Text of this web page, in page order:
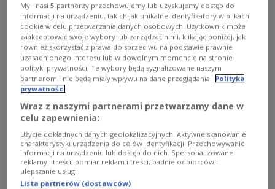
The Kyiv television tower hit by a Russian air strike on March 1,
2022. Mvs.gov.ua, CC BY 4.0 , via Wikimedia Commons
My i nasi5 partnerzy przechowujemy lub uzyskujemy dostęp do
informacji na urządzeniu, takich jak unikalne identyfikatory w plikach
cookie w celu przetwarzania danych osobowych. Użytkownik może
zaakceptować swoje wybory lub zarządzać nimi, klikając poniżej, jak
również skorzystać z prawa do sprzeciwu na podstawie prawnie
uzasadnionego interesu lub w dowolnym momencie na stronie
polityki prywatności. Te wybory będą sygnalizowane naszym
partnerom i nie będą miały wpływu na dane przeglądania. Polityka
prywatności
Wraz z naszymi partnerami przetwarzamy dane w
celu zapewnienia:
Użycie dokładnych danych geolokalizacyjnych. Aktywne skanowanie
charakterystyki urządzenia do celów identyfikacji. Przechowywanie
informacji na urządzeniu lub dostęp do nich. Spersonalizowane
reklamy i treści, pomiar reklam i treści, badnie odbiorców i
ulepszanie usług.
Lista partnerów (dostawców)